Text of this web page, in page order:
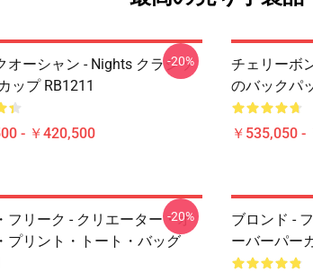
オーシャン - Nights クラシッ
ップ RB1211
- ￥420,500
-20%
チェリーボ
のバックパ
￥535,050 -
フリーク - クリエーター・オ
プリント・トート・バッグ
-20%
ブロンド -
ーバーパー